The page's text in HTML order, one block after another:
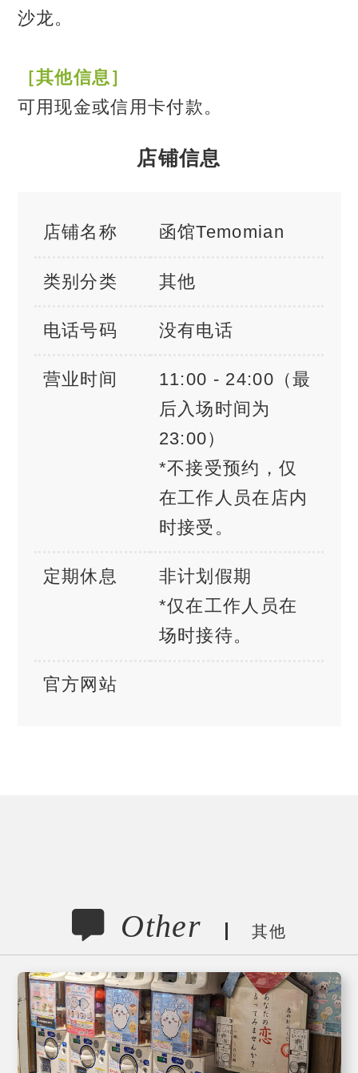
沙龙。
［其他信息］
可用现金或信用卡付款。
店铺信息
店铺名称 函馆Temomian
类别分类 其他
电话号码 没有电话
营业时间
11:00 - 24:00（最
后入场时间为
23:00）
*不接受预约，仅
在工作人员在店内
时接受。
定期休息
非计划假期
*仅在工作人员在
场时接待。
官方网站
Other 其他